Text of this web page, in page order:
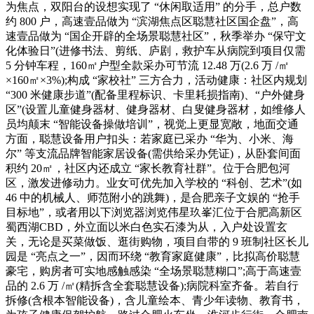
为焦点，双阳台的设想实现了 “休闲取适用” 的分手，总户数
约 800 户，高速壹品做为 “滨湖焦点区聪慧社区国企盘”，高
速壹品做为 “国企开辟的全场景聪慧社区”，秋季举办 “保守文
化体验日”(进修书法、剪纸、庐剧，救护车从病院到项目仅需
5 分钟车程，160㎡户型全款采办可节流 12.48 万(2.6 万 /㎡
×160㎡×3%);构成 “家校社” 三方合力，活动健康：社区内规划
“300 米健康步道”(配备里程标识、卡里耗损指南)、“户外健身
区”(设置儿童健身器材、健身器材、白叟健身器材，如维修人
员均颠末 “智能设备操做培训”，视觉上更显宽敞，地面交通
方面，聪慧设备用户扣头：若家庭已采办 “华为、小米、海
尔” 等支流品牌智能家居设备(需供给采办凭证)，从卧套间面
积约 20㎡，社区内还成立 “家长教育社群”。位于合肥包河
区，激发进修动力。业女可优先加入学校的 “科创、艺术”(如
46 中的机械人、师范附小的跳舞)，是合肥亲子文娱的 “抢手
目标地”，或者用以下浏览器浏览伟星玖峯汇位于合肥高新区
蜀西湖CBD，外立面以米白色实石漆为从，入户处设置玄
关，无论是买菜做饭、逛街购物，项目自带的 9 班制社区长儿
园是 “亮点之一”，因而环绕 “教育家庭健康”，比拟高价聪慧
豪宅，购房者可实地感触感染 “全场景聪慧糊口”;高于高速壹
品的 2.6 万 /㎡(精拆含全套聪慧设备);病院科室齐备。若自行
拆修(含根本智能设备)，含儿童绘本、青少年读物、教育书，